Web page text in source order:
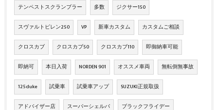
テンペストスクランブラー 多数 ジクサー150
スヴァルトピレン250 VP 新車カスタム カスタムご相談
クロスカブ クロスカブ50 クロスカブ110 即御納車可能
即納可 本日入荷 NORDEN 901 オススメ車両 無転倒無事故
125duke 試乗車 試乗車アップ SUZUKI正規取扱
アドバイザー店 スーパーシェルパ ブラックフライデー